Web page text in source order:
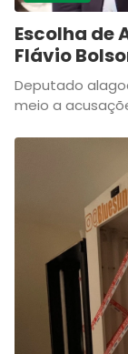
Escolha de
Flávio
Deputado
meio a